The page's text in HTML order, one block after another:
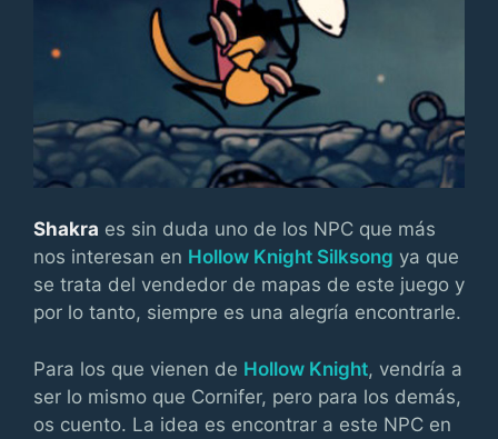
Shakra es sin duda uno de los NPC que más
nos interesan en Hollow Knight Silksong ya que
se trata del vendedor de mapas de este juego y
por lo tanto, siempre es una alegría encontrarle.
Para los que vienen de Hollow Knight, vendría a
ser lo mismo que Cornifer, pero para los demás,
os cuento. La idea es encontrar a este NPC en